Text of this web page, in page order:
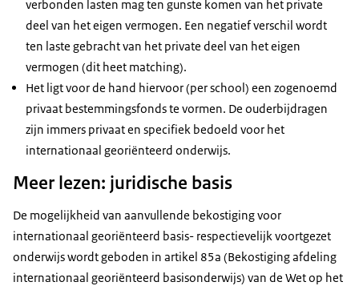
verbonden lasten mag ten gunste komen van het private
deel van het eigen vermogen. Een negatief verschil wordt
ten laste gebracht van het private deel van het eigen
vermogen (dit heet matching).
Het ligt voor de hand hiervoor (per school) een zogenoemd
privaat bestemmingsfonds te vormen. De ouderbijdragen
zijn immers privaat en specifiek bedoeld voor het
internationaal georiënteerd onderwijs.
Meer lezen: juridische basis
De mogelijkheid van aanvullende bekostiging voor
internationaal georiënteerd basis- respectievelijk voortgezet
onderwijs wordt geboden in artikel 85a (Bekostiging afdeling
internationaal georiënteerd basisonderwijs) van de Wet op het